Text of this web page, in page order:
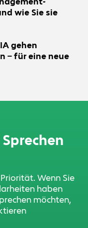
wie Sie sie
gehen
– für eine neue
Wenn Sie
haben
möchten,